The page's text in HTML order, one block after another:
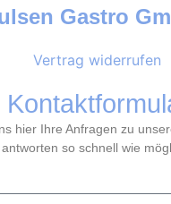
Gastro
Vertrag widerrufen
hier Ihre Anfragen zu
antworten so schnell wie